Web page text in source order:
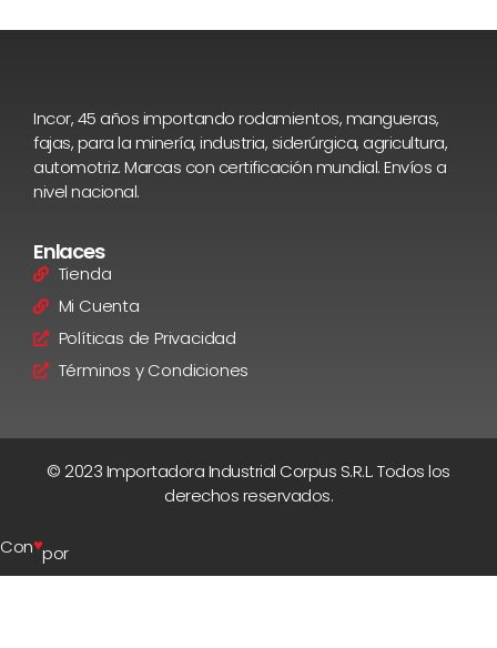
Incor, 45 años importando rodamientos, mangueras,
fajas, para la minería, industria, siderúrgica, agricultura,
automotriz. Marcas con certificación mundial. Envíos a
nivel nacional.
Enlaces
Tienda
Mi Cuenta
Políticas de Privacidad
Términos y Condiciones
© 2023 Importadora Industrial Corpus S.R.L. Todos los
derechos reservados.
Con♥por